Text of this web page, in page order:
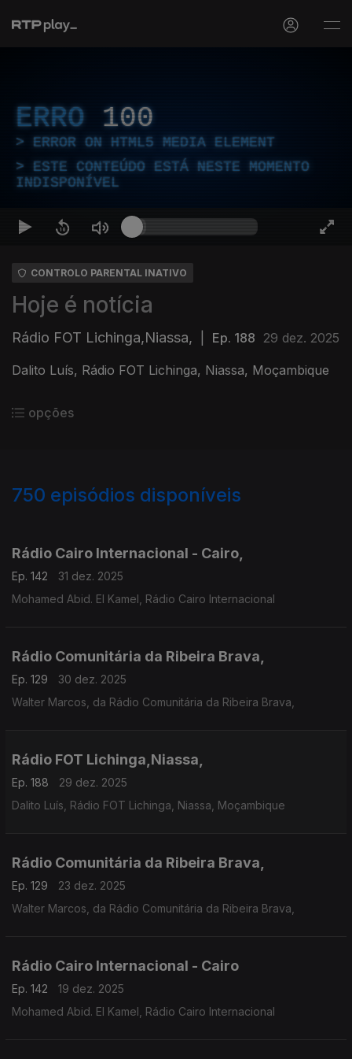
ERRO 100
ERROR ON HTML5 MEDIA ELEMENT
ESTE CONTEÚDO ESTÁ NESTE MOMENTO
INDISPONÍVEL
CONTROLO PARENTAL INATIVO
Hoje é notícia
Rádio FOT Lichinga,Niassa, Ep. 188 29 dez. 2025
Dalito Luís, Rádio FOT Lichinga, Niassa, Moçambique
opções
750 episódios disponíveis
Rádio Cairo Internacional - Cairo,
Ep. 142
31 dez. 2025
Mohamed Abid. El Kamel, Rádio Cairo Internacional
Rádio Comunitária da Ribeira Brava,
Ep. 129
30 dez. 2025
Walter Marcos, da Rádio Comunitária da Ribeira Brava,
Rádio FOT Lichinga,Niassa,
Ep. 188
29 dez. 2025
Dalito Luís, Rádio FOT Lichinga, Niassa, Moçambique
Rádio Comunitária da Ribeira Brava,
Ep. 129
23 dez. 2025
Walter Marcos, da Rádio Comunitária da Ribeira Brava,
Rádio Cairo Internacional - Cairo
Ep. 142
19 dez. 2025
Mohamed Abid. El Kamel, Rádio Cairo Internacional